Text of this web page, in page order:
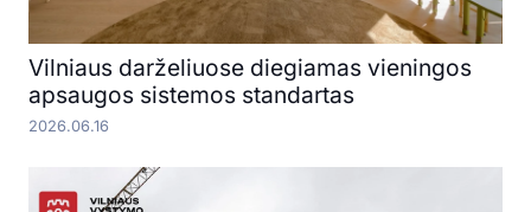
Vilniaus darželiuose diegiamas vieningos
apsaugos sistemos standartas
2026.06.16